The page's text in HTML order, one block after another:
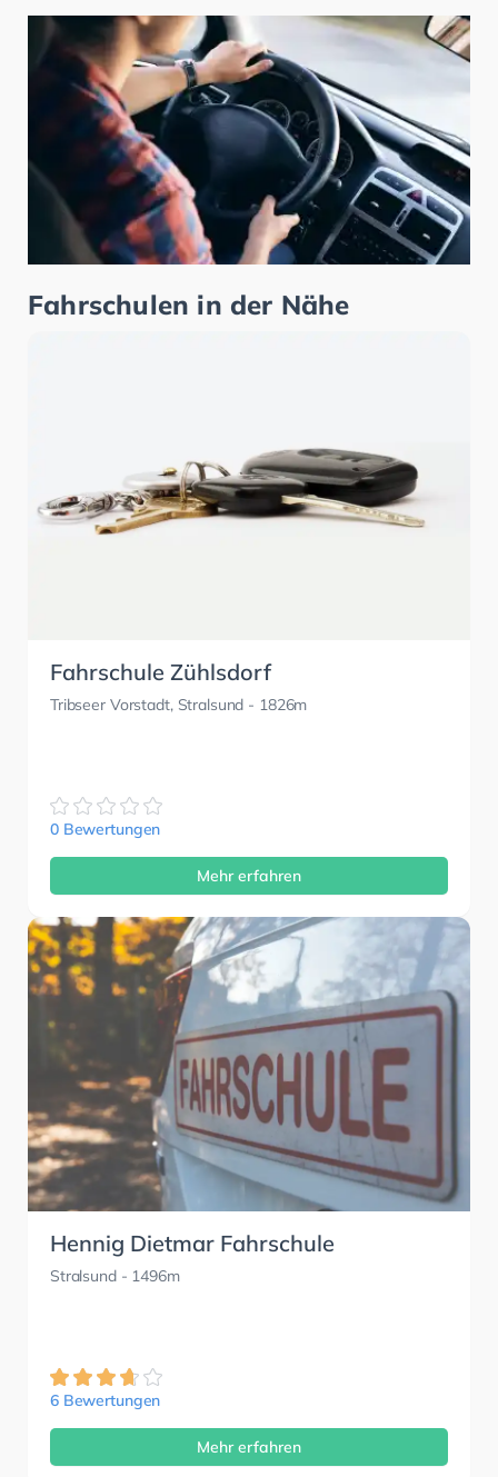
Fahrschulen in der Nähe
Fahrschule Zühlsdorf
Tribseer Vorstadt, Stralsund - 1826m
0 Bewertungen
Mehr erfahren
Hennig Dietmar Fahrschule
Stralsund- 1496m
6 Bewertungen
Mehr erfahren